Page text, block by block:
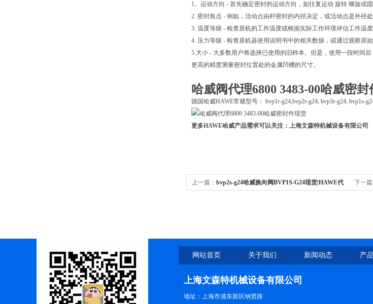
1。运动方向 - 首先确定密封的运动方向，如往复运动 旋转 螺旋或固
2. 密封焦点 - 例如，活动点由杆密封的内径决定，或活动点是外径处
3. 温度等级 - 检查原机的工作温度或根据实际工作环境评估工作温
4. 压力等级 - 检查原机器使用说明书中的相关数据，或通过观察原
5.大小 - 大多数用户将选择已使用的旧样本。但是，使用一段时间
更高的精度测量密封位置处的金属凹槽的尺寸。
哈威阀代理6800 3483-00哈威密
德国哈威HAWE常规型号： bvp1r-g24,bvp2r-g24, bvp3r-g24, bvp1s-
更多HAWE哈威产品需求可以关注：上海文森特机械设备有限公司
上一篇： bvp2s-g24哈威换向阀BVP1S-G24现货|HAWE代 下一篇
网站首页 关于我们 新闻动态 产
上海文森特机械设备有限公司
地址：上海市浦东新区纳贤路